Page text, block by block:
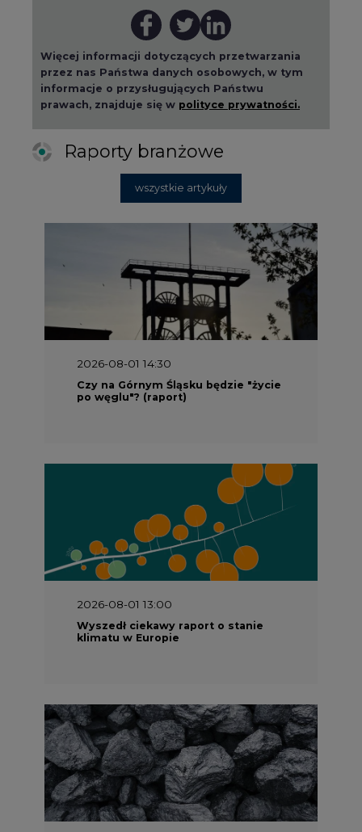
przez nas Państwa danych osobowych, w tym
informacje o przysługujących Państwu
prawach, znajduje się w polityce prywatności.
Raporty branżowe
2026-08-01 14:30
Czy na Górnym Śląsku będzie "życie
po węglu"? (raport)
2026-08-01 13:00
Wyszedł ciekawy raport o stanie
klimatu w Europie
2026-07-09 10:30
Opublikowano bilans zasobów złóż
kopalin w Polsce według stanu na 31
grudnia 2025 r.